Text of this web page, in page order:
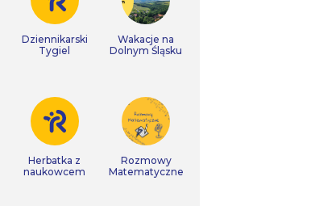
Dziennikarski
Tygiel
Wakacje na
Dolnym Śląsku
Herbatka z
naukowcem
Rozmowy
Matematyczne